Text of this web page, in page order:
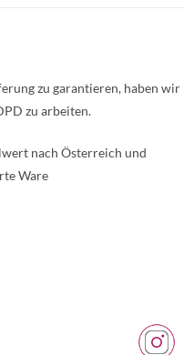
zu garantieren, haben wir
zu arbeiten.
nach Österreich und
Ware
Inhalt.